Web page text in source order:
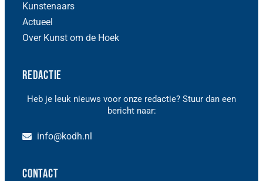
Kunstenaars
Actueel
Over Kunst om de Hoek
Redactie
Heb je leuk nieuws voor onze redactie? Stuur dan een
bericht naar:
info@kodh.nl
Contact